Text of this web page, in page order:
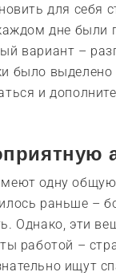
для себя
дне были
вариант –
было
и
одну
раньше –
Однако, эти
работой –
ищут